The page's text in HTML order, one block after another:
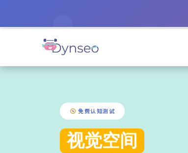
免费认知测试
视觉空间